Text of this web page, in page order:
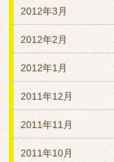
2012年3月
2012年2月
2012年1月
2011年12月
2011年11月
2011年10月